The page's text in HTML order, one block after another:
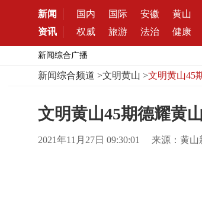
新闻 国内 国际 安徽 黄山
资讯
权威 旅游 法治 健康
新闻综合广播
新闻综合频道 >文明黄山 >文明黄山45
文明黄山45期德耀黄山
2021年11月27日 09:30:01 来源：黄山